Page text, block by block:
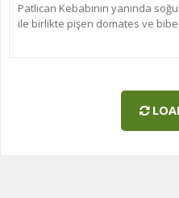
Patlıcan Kebabının yanında
ile birlikte pişen domates ve